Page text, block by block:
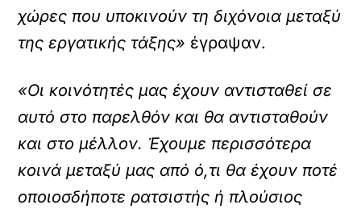
χώρες που υποκινούν τη διχόνοια μεταξύ
της εργατικής τάξης» έγραψαν.
«Οι κοινότητές μας έχουν αντισταθεί σε
αυτό στο παρελθόν και θα αντισταθούν
και στο μέλλον. Έχουμε περισσότερα
κοινά μεταξύ μας από ό,τι θα έχουν ποτέ
οποιοσδήποτε ρατσιστής ή πλούσιος